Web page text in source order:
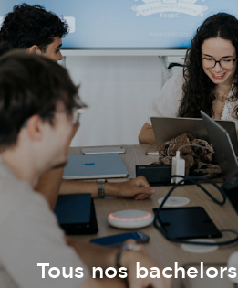
Tous nos bachelors